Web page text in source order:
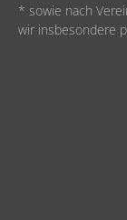
* sowie nach
wir insbesondere